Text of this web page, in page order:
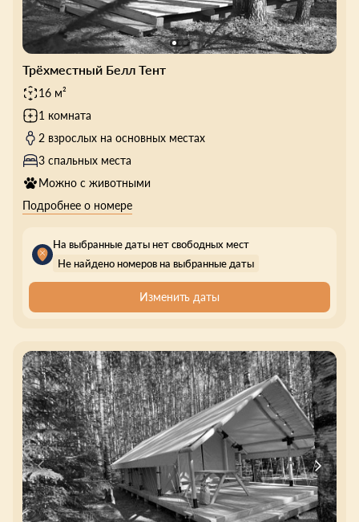
Трёхместный Белл Тент
16 м²
1 комната
2 взрослых на основных местах
3 спальных места
Можно с животными
Подробнее о номере
На выбранные даты нет свободных мест
Не найдено номеров на выбранные даты
Изменить даты